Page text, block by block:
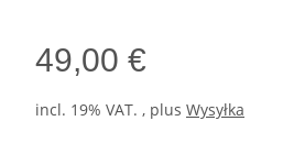
49,00 €
incl. 19% VAT. , plus Wysyłka